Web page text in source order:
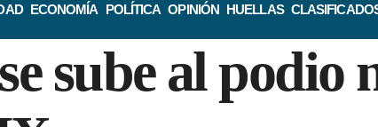
ECONOMÍA POLÍTICA OPINIÓN HUELLAS
sube al podio